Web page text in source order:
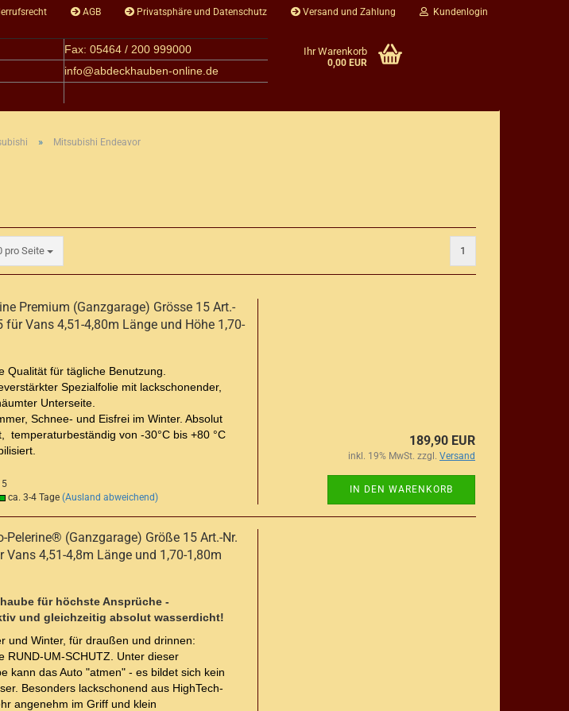
AGB Privatsphäre und Datenschutz Versand und Zahlung Kundenlogin
Fax: 05464 / 200 999000
info@abdeckhauben-online.de
Ihr Warenkorb
0,00 EUR
» Mitsubishi Endeavor
pro Seite
Seite 1
Premium (Ganzgarage) Grösse 15 Art.-
für Vans 4,51-4,80m Länge und Höhe 1,70-
Qualität für tägliche Benutzung.
Spezialfolie mit lackschonender,
Unterseite.
Schnee- und Eisfrei im Winter. Absolut
temperaturbeständig von -30°C bis +80 °C
ca. 3-4 Tage (Ausland abweichend)
189,90 EUR
inkl. 19% MwSt. zzgl. Versand
IN DEN WARENKORB
Pelerine® (Ganzgarage) Größe 15 Art.-Nr.
Vans 4,51-4,8m Länge und 1,70-1,80m
für höchste Ansprüche -
und gleichzeitig absolut wasserdicht!
und Winter, für draußen und drinnen:
RUND-UM-SCHUTZ. Unter dieser
kann das Auto "atmen" - es bildet sich kein
Besonders lackschonend aus HighTech-
angenehm im Griff und klein